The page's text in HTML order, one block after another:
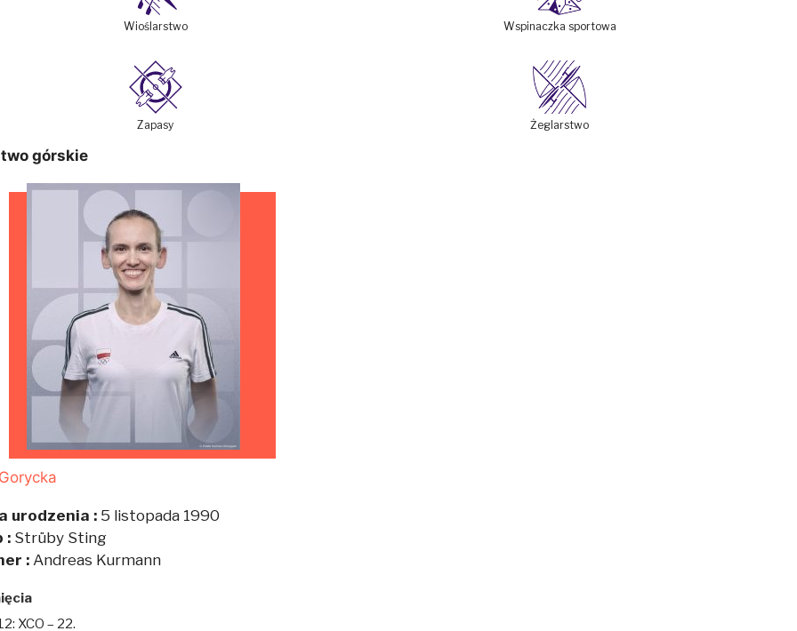
Wioślarstwo Wspinaczka sportowa
Zapasy Żeglarstwo
górskie
urodzenia : 5 listopada 1990
: Strüby Sting
: Andreas Kurmann
XCO – 22.